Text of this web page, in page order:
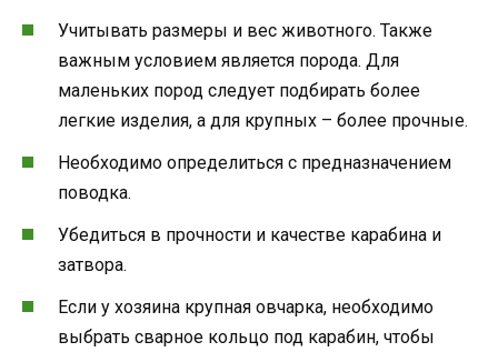
Учитывать размеры и вес животного. Также
важным условием является порода. Для
маленьких пород следует подбирать более
легкие изделия, а для крупных – более прочные.
Необходимо определиться с предназначением
поводка.
Убедиться в прочности и качестве карабина и
затвора.
Если у хозяина крупная овчарка, необходимо
выбрать сварное кольцо под карабин, чтобы